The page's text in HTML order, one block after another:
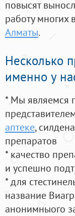
повысят
работу многих
Алматы.
Несколько
именно у
* Мы являемся
аптеке,
препаратов
* качество
и успешно
* для
название
анонимныого